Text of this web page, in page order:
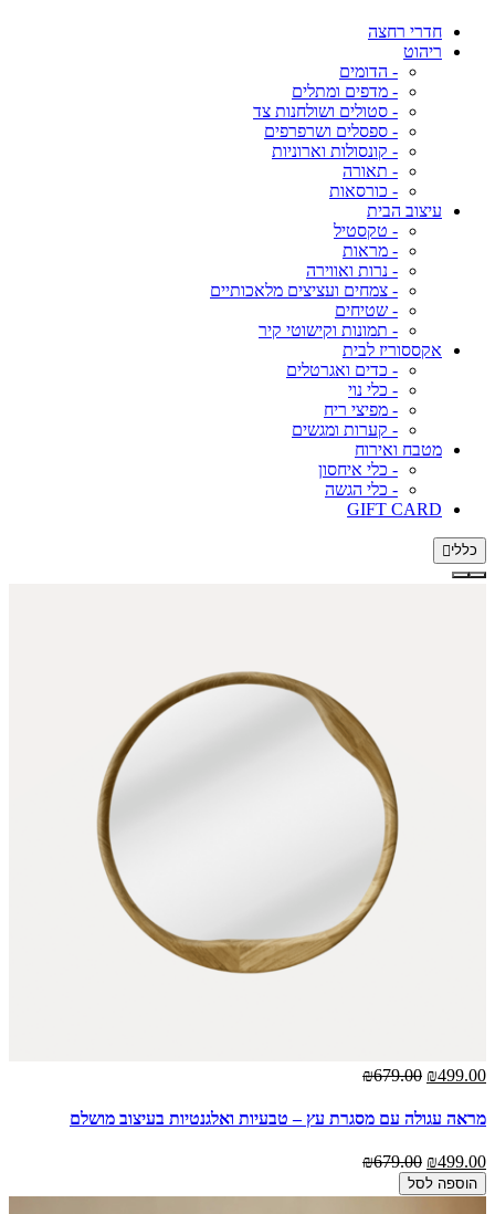
חדרי רחצה
ריהוט
- הדומים
- מדפים ומתלים
- סטולים ושולחנות צד
- ספסלים ושרפרפים
- קונסולות וארוניות
- תאורה
- כורסאות
עיצוב הבית
- טקסטיל
- מראות
- נרות ואווירה
- צמחים ועציצים מלאכותיים
- שטיחים
- תמונות וקישוטי קיר
אקססוריז לבית
- כדים ואגרטלים
- כלי נוי
- מפיצי ריח
- קערות ומגשים
מטבח ואירוח
- כלי איחסון
- כלי הגשה
GIFT CARD
כללי
₪499.00
₪679.00
מראה עגולה עם מסגרת עץ – טבעיות ואלגנטיות בעיצוב מושלם
₪499.00
₪679.00
הוספה לסל